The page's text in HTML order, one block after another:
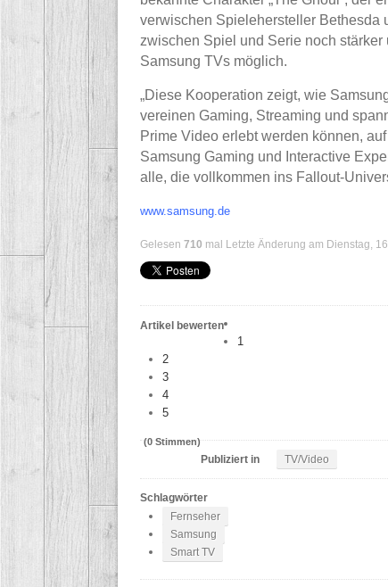
verwischen Spielehersteller Bethesda
zwischen Spiel und Serie noch
Samsung TVs möglich.
„Diese Kooperation zeigt, wie
vereinen Gaming, Streaming und
Prime Video erlebt werden können,
Samsung Gaming und Interactive
alle, die vollkommen ins Fallout-
www.samsung.de
Gelesen 710 mal Letzte Änderung am Dienstag,
Artikel bewerten
1
2
3
4
5
(0 Stimmen)
Publiziert in TV/Video
Schlagwörter
Fernseher
Samsung
Smart TV